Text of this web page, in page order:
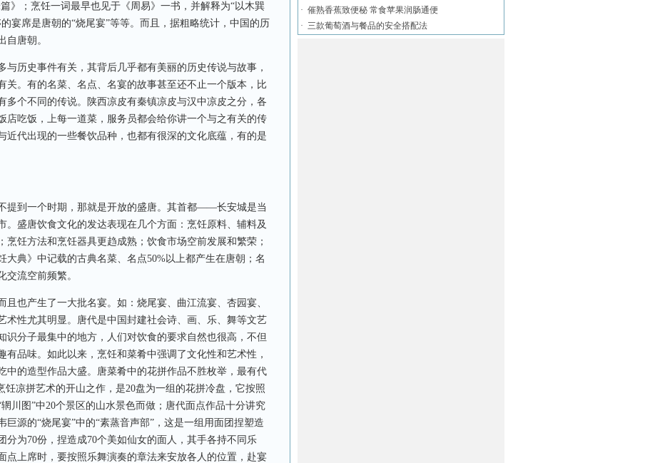
》；烹饪一词最早也见于《周易》一书，并解释为“以木巽
宴席是唐朝的“烧尾宴”等等。而且，据粗略统计，中国的历
自唐朝。
历史事件有关，其背后几乎都有美丽的历史传说与故事，
关。有的名菜、名点、名宴的故事甚至还不止一个版本，比
多个不同的传说。陕西凉皮有秦镇凉皮与汉中凉皮之分，各
店吃饭，上每一道菜，服务员都会给你讲一个与之有关的传
近代出现的一些餐饮品种，也都有很深的文化底蕴，有的是
到一个时期，那就是开放的盛唐。其首都——长安城是当
。盛唐饮食文化的发达表现在几个方面：烹饪原料、辅料及
烹饪方法和烹饪器具更趋成熟；饮食市场空前发展和繁荣；
大典》中记载的古典名菜、名点50%以上都产生在唐朝；名
交流空前频繁。
也产生了一大批名宴。如：烧尾宴、曲江流宴、杏园宴、
术性尤其明显。唐代是中国封建社会诗、画、乐、舞等文艺
识分子最集中的地方，人们对饮食的要求自然也很高，不但
有品味。如此以来，烹饪和菜肴中强调了文化性和艺术性，
中的造型作品大盛。唐菜肴中的花拼作品不胜枚举，最有代
饪凉拼艺术的开山之作，是20盘为一组的花拼冷盘，它按照
川图”中20个景区的山水景色而做；唐代面点作品十分讲究
源的“烧尾宴”中的“素蒸音声部”，这是一组用面团捏塑造
分为70份，捏造成70个美如仙女的面人，其手各持不同乐
点上席时，要按照乐舞演奏的章法来安放各人的位置，赴宴
· 催熟香蕉致便秘 常食苹果润肠通便
· 三款葡萄酒与餐品的安全搭配法